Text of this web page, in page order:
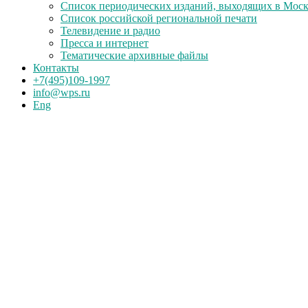
Список периодических изданий, выходящих в
Список российской региональной печати
Телевидение и радио
Пресса и интернет
Тематические архивные файлы
Контакты
+7(495)109-1997
info@wps.ru
Eng